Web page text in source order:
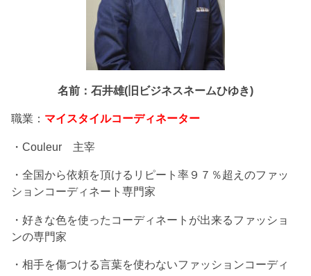
名前：石井雄(旧ビジネスネームひゆき)
職業： マイスタイルコーディネーター
・Couleur 主宰
・全国から依頼を頂けるリピート率９７％超えのファッ
ションコーディネート専門家
・好きな色を使ったコーディネートが出来るファッショ
ンの専門家
・相手を傷つける言葉を使わないファッションコーディ